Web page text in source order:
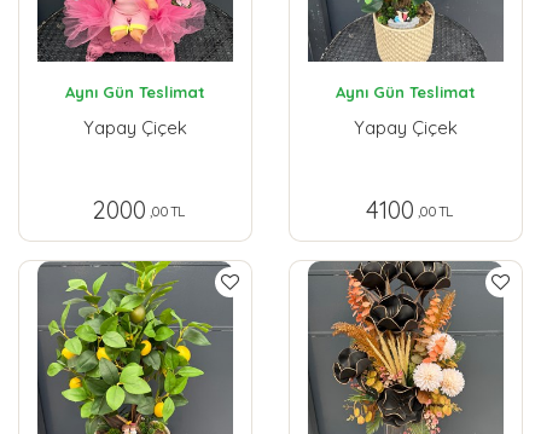
Aynı Gün Teslimat
Yapay Çiçek
2000 ,00 TL
Aynı Gün Teslimat
Yapay Çiçek
4100 ,00 TL